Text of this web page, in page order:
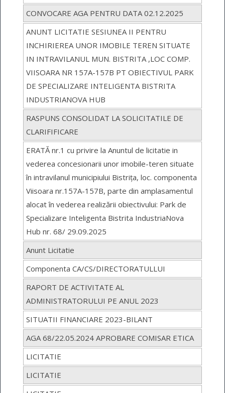
CONVOCARE AGA PENTRU DATA 02.12.2025
ANUNT LICITATIE SESIUNEA II PENTRU
INCHIRIEREA UNOR IMOBILE TEREN SITUATE
IN INTRAVILANUL MUN. BISTRITA ,LOC COMP.
VIISOARA NR 157A-157B PT OBIECTIVUL PARK
DE SPECIALIZARE INTELIGENTA BISTRITA
INDUSTRIANOVA HUB
RASPUNS CONSOLIDAT LA SOLICITATILE DE
CLARIFIFICARE
ERATĂ nr.1 cu privire la Anuntul de licitatie in
vederea concesionarii unor imobile-teren situate
în intravilanul municipiului Bistrița, loc. componenta
Viisoara nr.157A-157B, parte din amplasamentul
alocat în vederea realizării obiectivului: Park de
Specializare Inteligenta Bistrita IndustriaNova
Hub nr. 68/ 29.09.2025
Anunt Licitatie
Componenta CA/CS/DIRECTORATULLUI
RAPORT DE ACTIVITATE AL
ADMINISTRATORULUI PE ANUL 2023
SITUATII FINANCIARE 2023-BILANT
AGA 68/22.05.2024 APROBARE COMISAR ETICA
LICITATIE
LICITATIE